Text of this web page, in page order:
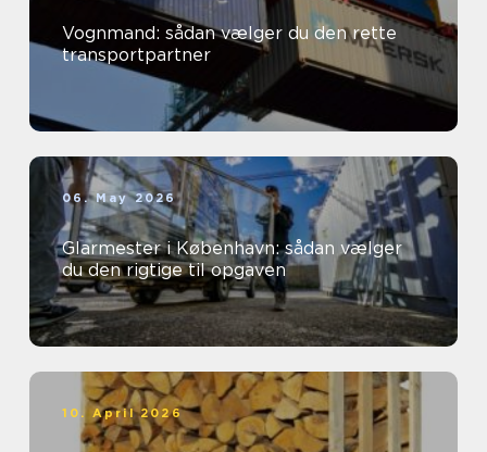
Vognmand: sådan vælger du den rette
transportpartner
06. May 2026
Glarmester i København: sådan vælger
du den rigtige til opgaven
10. April 2026